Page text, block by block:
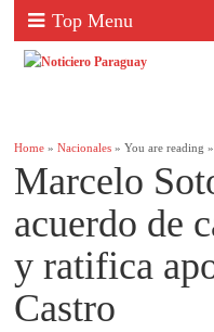
Top Menu
Home »Nacionales » You are reading »
Marcelo
acuerdo de
y ratifica
Castro